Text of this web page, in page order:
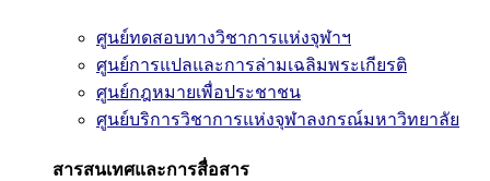
ศูนย์ทดสอบทางวิชาการแห่งจุฬาฯ
ศูนย์การแปลและการล่ามเฉลิมพระเกียรติ
ศูนย์กฎหมายเพื่อประชาชน
ศูนย์บริการวิชาการแห่งจุฬาลงกรณ์มหาวิทยาลัย
สารสนเทศและการสื่อสาร